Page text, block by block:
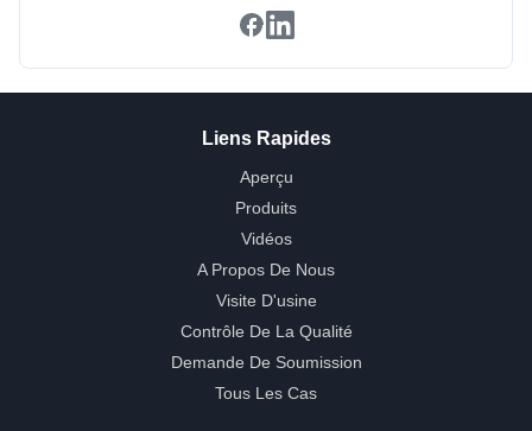
Liens Rapides
Aperçu
Produits
Vidéos
A Propos De Nous
Visite D'usine
Contrôle De La Qualité
Demande De Soumission
Tous Les Cas